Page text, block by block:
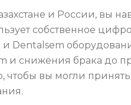
и России, вы
собственное
Dentalsem
и снижения брака до
чтобы вы могли